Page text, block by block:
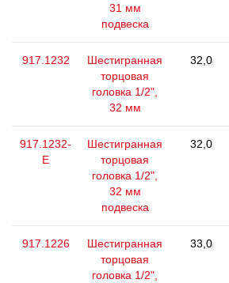
31 мм
подвеска
917.1232
Шестигранная
торцовая
головка 1/2",
32 мм
32,0
917.1232-
E
Шестигранная
торцовая
головка 1/2",
32 мм
подвеска
32,0
917.1226
Шестигранная
торцовая
головка 1/2",
33,0